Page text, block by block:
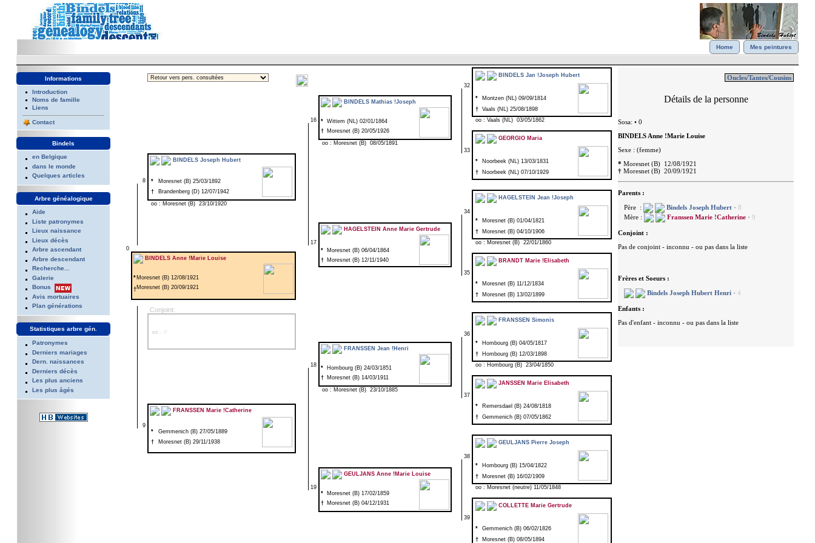
Home Mes peintures
Informations
Introduction
Noms de famille
Liens
Contact
Bindels
en Belgique
dans le monde
Quelques articles
Arbre généalogique
Aide
Liste patronymes
Lieux naissance
Lieux décès
Arbre ascendant
Arbre descendant
Recherche...
Galerie
Bonus
Avis mortuaires
Plan générations
Statistiques arbre gén.
Patronymes
Derniers mariages
Dern. naissances
Derniers décès
Les plus anciens
Les plus âgés
32
BINDELS Jan !Joseph Hubert
*
Montzen (NL) 09/09/1814
† Vaals (NL) 25/08/1898
oo : Vaals (NL) 03/05/1862
16
BINDELS Mathias !Joseph
* Wittem (NL) 02/01/1864
† Moresnet (B) 20/05/1926
oo : Moresnet (B) 08/05/1891
33
GEORGIO Maria
*
Noorbeek (NL) 13/03/1831
†
Noorbeek (NL) 07/10/1929
8
BINDELS Joseph Hubert
*
Moresnet (B) 25/03/1892
†
Brandenberg (D) 12/07/1942
oo : Moresnet (B) 23/10/1920
34
HAGELSTEIN Jean !Joseph
*
Moresnet (B) 01/04/1821
†
Moresnet (B) 04/10/1906
oo : Moresnet (B) 22/01/1860
17
HAGELSTEIN Anne Marie Gertrude
*
Moresnet (B) 06/04/1864
† Moresnet (B) 12/11/1940
0
BINDELS Anne !Marie Louise
* Moresnet (B) 12/08/1921
†Moresnet (B) 20/09/1921
35
BRANDT Marie !Elisabeth
*
Moresnet (B) 11/12/1834
†
Moresnet (B) 13/02/1899
Conjoint:
oo : // 36
FRANSSEN Simonis
*
Hombourg (B) 04/05/1817
†
Hombourg (B) 12/03/1898
oo : Hombourg (B) 23/04/1850
18
FRANSSEN Jean !Henri
*
Hombourg (B) 24/03/1851
† Moresnet (B) 14/03/1911
oo : Moresnet (B) 23/10/1885
37
JANSSEN Marie Elisabeth
*
Remersdael (B) 24/08/1818
† Gemmenich (B) 07/05/1862
9
FRANSSEN Marie !Catherine
*
Gemmenich (B) 27/05/1889
†
Moresnet (B) 29/11/1938
38
GEULJANS Pierre Joseph
*
Hombourg (B) 15/04/1822
†
Moresnet (B) 16/02/1909
oo : Moresnet (neutre) 11/05/1848
19
GEULJANS Anne !Marie Louise
*
Moresnet (B) 17/02/1859
† Moresnet (B) 04/12/1931
39
COLLETTE Marie Gertrude
*
Gemmenich (B) 06/02/1826
†
Moresnet (B) 08/05/1894